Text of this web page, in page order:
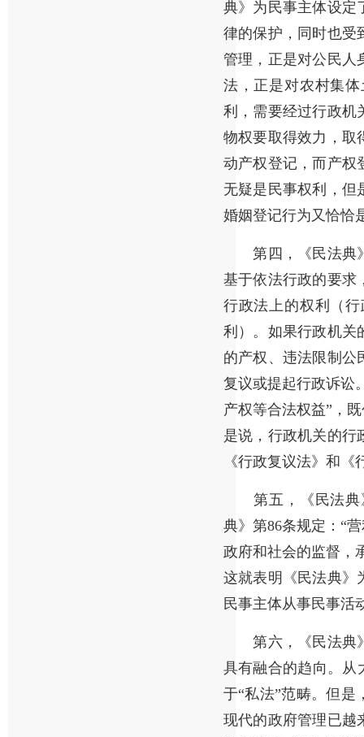
典》为民事主体设定
律的保护，同时也受
管理，正是对公民人
法，正是对农村集
利，需要经过行政机
物权要取得效力，取
动产权登记，而产权
无疑是民事权利，但
婚姻登记行为又恰恰
第四，《民法典》
基于依法行政的要求
行政法上的权利（
利）。如果行政机关
的产权、违法限制公
复议或提起行政诉讼
产权等合法权益”，
是说，行政机关的行
《行政复议法》和
第五，《民法典
典》第86条规定：“
政府和社会的监督，
这就表明《民法典》
民事主体从事民事活
第六，《民法典》
具有融合的趋向。从
于“私法”范畴。但是
现代的政府管理已越